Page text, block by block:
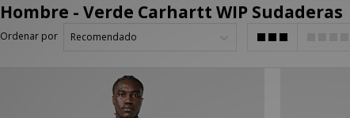
Hombre - Verde Carhartt WIP Sudaderas
Ordenar por